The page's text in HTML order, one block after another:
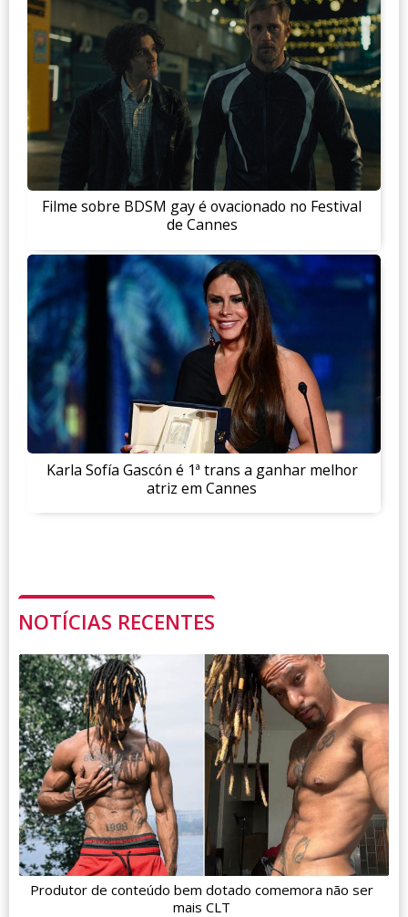
Filme sobre BDSM gay é ovacionado no Festival
de Cannes
Karla Sofía Gascón é 1ª trans a ganhar melhor
atriz em Cannes
NOTÍCIAS RECENTES
Produtor de conteúdo bem dotado comemora não ser
mais CLT